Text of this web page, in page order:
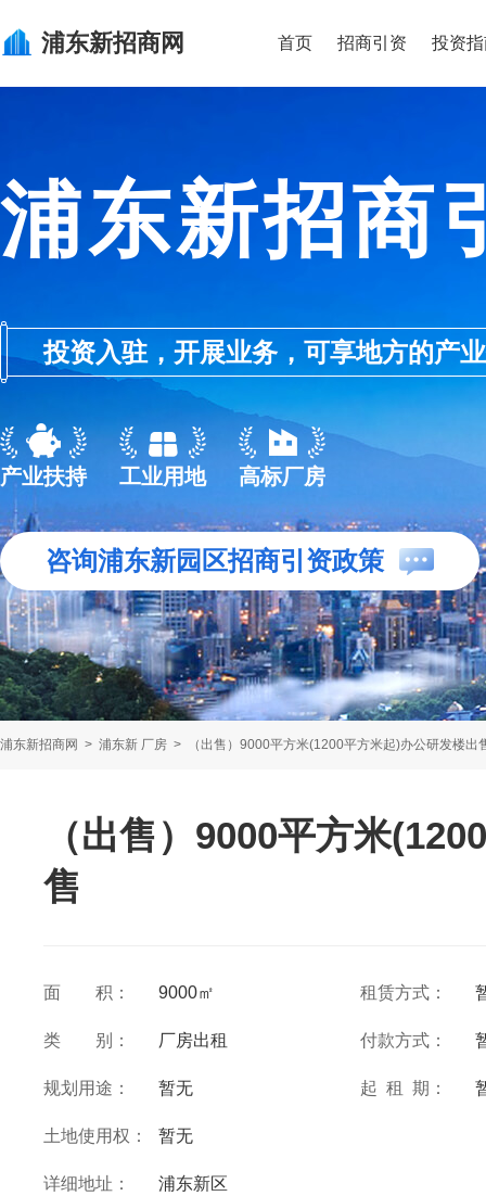
浦东新招商网 首页 招商引资 投资
浦东新招商
投资入驻，开展业务，可享地方的产
产业扶持 工业用地 高标厂房
咨询浦东新园区招商引资政策
浦东新招商网 > 浦东新 厂房 > （出售）9000平方米(1200平方米起)办公研发楼出
（出售）9000平方米
售
面 积： 9000㎡ 租赁方式：
类 别： 厂房出租 付款方式：
规划用途： 暂无 起 租 期：
土地使用权： 暂无
详细地址： 浦东新区